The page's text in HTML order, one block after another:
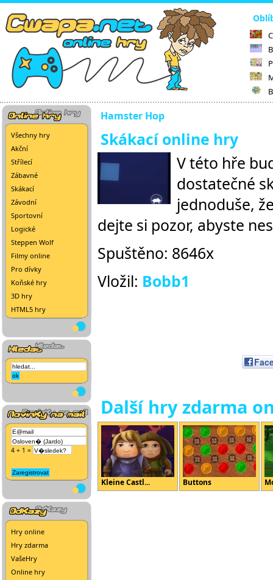
Všechny hry
Akční
Střílecí
Zábavné
Skákací
Závodní
Sportovní
Logické
Steppen Wolf
Filmy online
Pro dívky
Koňské hry
3D hry
HTML5 hry
4 + 1 =
Hry online
Hry zdarma
VašeHry
Online hry
Hamster Hop
Skákací online hry
V této hře
dostatečné
jednoduše,
dejte si pozor, abyste
Spuštěno: 8646x
Vložil: Bobb1
Další hry zdarma
Kleine Castl... Buttons